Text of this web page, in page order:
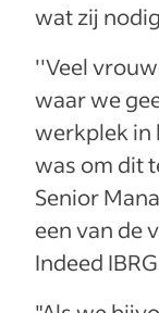
wat zij
''Veel
waar we
werkplek in
was om dit
Senior
een van de
Indeed